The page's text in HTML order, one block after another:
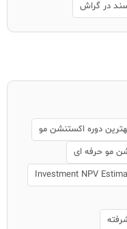
در گراش
دوره اکستنشن مو
مو حرفه ای
Investment NPV